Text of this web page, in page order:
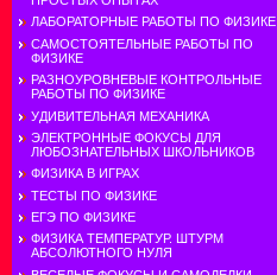
ЛАБОРАТОРНЫЕ РАБОТЫ ПО ФИЗИКЕ
САМОСТОЯТЕЛЬНЫЕ РАБОТЫ ПО
ФИЗИКЕ
РАЗНОУРОВНЕВЫЕ КОНТРОЛЬНЫЕ
РАБОТЫ ПО ФИЗИКЕ
УДИВИТЕЛЬНАЯ МЕХАНИКА
ЭЛЕКТРОННЫЕ ФОКУСЫ ДЛЯ
ЛЮБОЗНАТЕЛЬНЫХ ШКОЛЬНИКОВ
ФИЗИКА В ИГРАХ
ТЕСТЫ ПО ФИЗИКЕ
ЕГЭ ПО ФИЗИКЕ
ФИЗИКА ТЕМПЕРАТУР. ШТУРМ
АБСОЛЮТНОГО НУЛЯ